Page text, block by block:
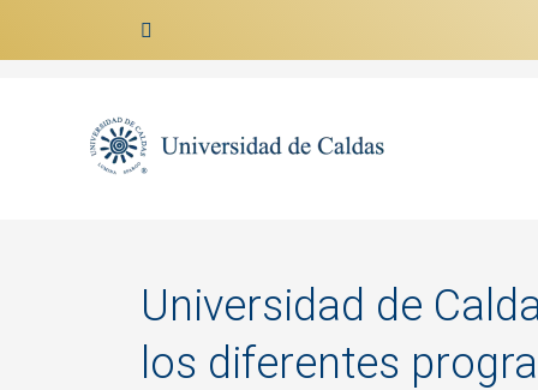
Universidad de
los diferentes